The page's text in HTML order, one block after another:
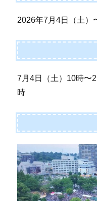
2026年7月4日（土）
7月4日（土）10時〜
時